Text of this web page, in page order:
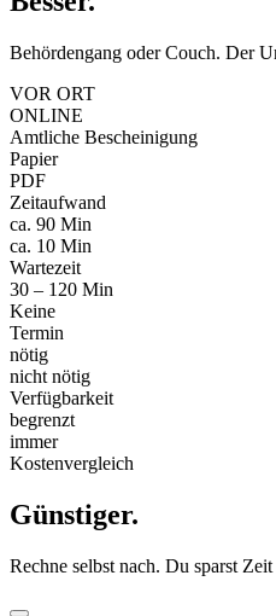
Behördengang oder Couch. Der
VOR ORT
ONLINE
Amtliche Bescheinigung
Papier
PDF
Zeitaufwand
ca. 90 Min
ca. 10 Min
Wartezeit
30 – 120 Min
Keine
Termin
nötig
nicht nötig
Verfügbarkeit
begrenzt
immer
Kostenvergleich
Günstiger.
Rechne selbst nach. Du sparst